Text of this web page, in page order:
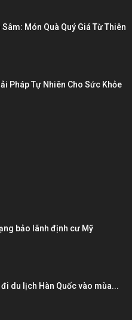
Sâm: Món Quà Quý Giá Từ Thiên
Pháp Tự Nhiên Cho Sức Khỏe
bảo lãnh định cư Mỹ
du lịch Hàn Quốc vào mùa...